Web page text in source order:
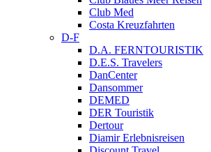
Club Med
Costa Kreuzfahrten
D-F
D.A. FERNTOURISTIK
D.E.S. Travelers
DanCenter
Dansommer
DEMED
DER Touristik
Dertour
Diamir Erlebnisreisen